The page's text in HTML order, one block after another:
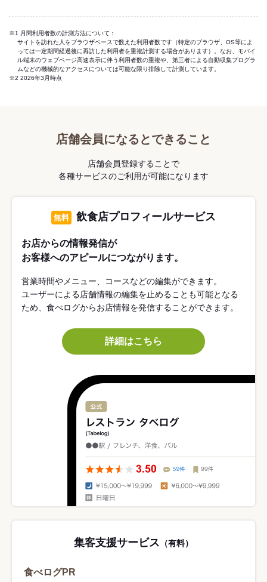
※1 月間利用者数の計測方法について：
サイトを訪れた人をブラウザベースで数えた利用者数です（特定のブラウザ、OS等によ
っては一定期間経過後に再訪した利用者を重複計測する場合があります）。なお、モバイ
ル端末のウェブページ高速表示に伴う利用者数の重複や、第三者による自動収集プログラ
ムなどの機械的なアクセスについては可能な限り排除して計測しています。
※2 2026年3月時点
店舗会員になるとできること
店舗会員登録することで
各種サービスのご利用が可能になります
無料 飲食店プロフィールサービス
お店からの情報発信が
お客様へのアピールにつながります。
営業時間やメニュー、コースなどの編集ができます。
ユーザーによる店舗情報の編集を止めることも可能となる
ため、食べログからお店情報を発信することができます。
詳細はこちら
集客支援サービス （有料）
食べログPR